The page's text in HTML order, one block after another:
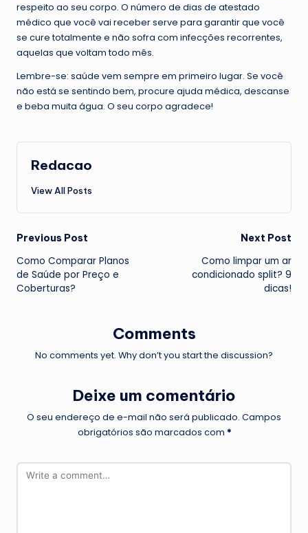
respeito ao seu corpo. O número de dias de atestado
médico que você vai receber serve para garantir que você
se cure totalmente e não sofra com infecções recorrentes,
aquelas que voltam todo mês.
Lembre-se: saúde vem sempre em primeiro lugar. Se você
não está se sentindo bem, procure ajuda médica, descanse
e beba muita água. O seu corpo agradece!
Redacao
View All Posts
Post
navigation
Previous Post
Como Comparar Planos
de Saúde por Preço e
Coberturas?
Next Post
Como limpar um ar
condicionado split? 9
dicas!
Comments
No comments yet. Why don’t you start the discussion?
Deixe um comentário
O seu endereço de e-mail não será publicado. Campos
obrigatórios são marcados com *